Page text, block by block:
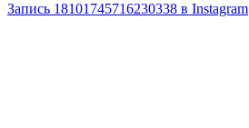
Запись 18101745716230338 в Instagram